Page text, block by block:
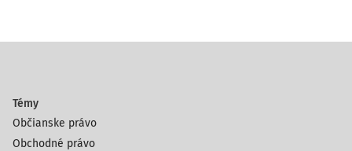
Témy
Občianske právo
Obchodné právo